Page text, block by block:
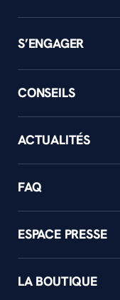
S’ENGAGER
CONSEILS
ACTUALITÉS
FAQ
ESPACE PRESSE
LA BOUTIQUE